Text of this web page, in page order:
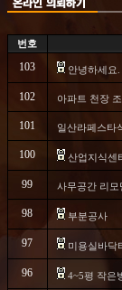
번호
103 안녕하세요
102 아파트 천장
101 일산라페스타
100 산업지식센
99 사무공간 리모
98 부분공사
97 미용실바닥
96 4~5평 작은